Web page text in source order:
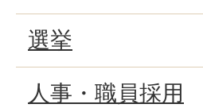
選挙
人事・職員採用